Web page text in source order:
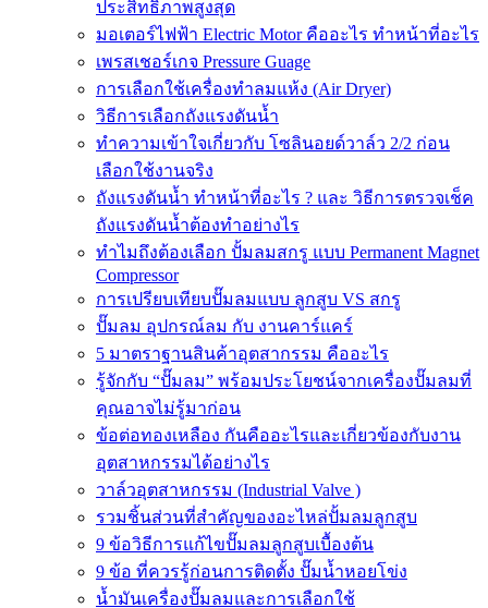
ประสิทธิภาพสูงสุด
มอเตอร์ไฟฟ้า Electric Motor คืออะไร ทำหน้าที่อะไร
เพรสเชอร์เกจ Pressure Guage
การเลือกใช้เครื่องทำลมแห้ง (Air Dryer)
วิธีการเลือกถังแรงดันน้ำ
ทำความเข้าใจเกี่ยวกับ โซลินอยด์วาล์ว 2/2 ก่อน
เลือกใช้งานจริง
ถังแรงดันน้ำ ทำหน้าที่อะไร ? และ วิธีการตรวจเช็ค
ถังแรงดันน้ำต้องทำอย่างไร
ทำไมถึงต้องเลือก ปั้มลมสกรู แบบ Permanent Magnet
Compressor
การเปรียบเทียบปั๊มลมแบบ ลูกสูบ VS สกรู
ปั๊มลม อุปกรณ์ลม กับ งานคาร์แคร์
5 มาตราฐานสินค้าอุตสากรรม คืออะไร
รู้จักกับ “ปั๊มลม” พร้อมประโยชน์จากเครื่องปั๊มลมที่
คุณอาจไม่รู้มาก่อน
ข้อต่อทองเหลือง กันคืออะไรและเกี่ยวข้องกับงาน
อุตสาหกรรมได้อย่างไร
วาล์วอุตสาหกรรม (Industrial Valve )
รวมชิ้นส่วนที่สำคัญของอะไหล่ปั้มลมลูกสูบ
9 ข้อวิธีการแก้ไขปั๊มลมลูกสูบเบื้องต้น
9 ข้อ ที่ควรรู้ก่อนการติดตั้ง ปั๊มน้ำหอยโข่ง
น้ำมันเครื่องปั๊มลมและการเลือกใช้